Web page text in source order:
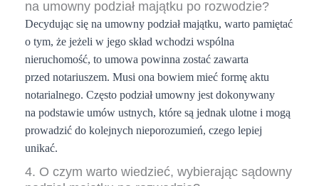
na umowny podział majątku po rozwodzie?
Decydując się na umowny podział majątku, warto pamiętać
o tym, że jeżeli w jego skład wchodzi wspólna
nieruchomość, to umowa powinna zostać zawarta
przed notariuszem. Musi ona bowiem mieć formę aktu
notarialnego. Często podział umowny jest dokonywany
na podstawie umów ustnych, które są jednak ulotne i mogą
prowadzić do kolejnych nieporozumień, czego lepiej
unikać.
4. O czym warto wiedzieć, wybierając sądowny